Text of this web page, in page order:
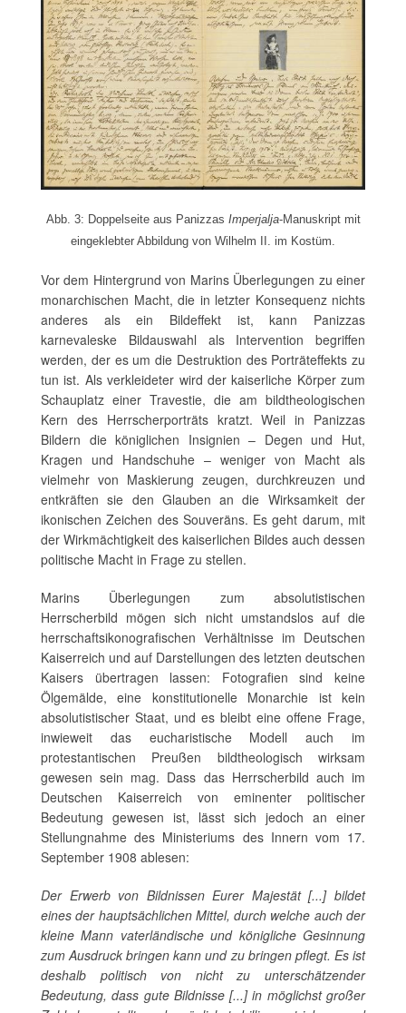
Abb. 3: Doppelseite aus Panizzas Imperjalja-Manuskript mit
eingeklebter Abbildung von Wilhelm II. im Kostüm.
Vor dem Hintergrund von Marins Überlegungen zu einer
monarchischen Macht, die in letzter Konsequenz nichts
anderes als ein Bildeffekt ist, kann Panizzas
karnevaleske Bildauswahl als Intervention begriffen
werden, der es um die Destruktion des Porträteffekts zu
tun ist. Als verkleideter wird der kaiserliche Körper zum
Schauplatz einer Travestie, die am bildtheologischen
Kern des Herrscherporträts kratzt. Weil in Panizzas
Bildern die königlichen Insignien – Degen und Hut,
Kragen und Handschuhe – weniger von Macht als
vielmehr von Maskierung zeugen, durchkreuzen und
entkräften sie den Glauben an die Wirksamkeit der
ikonischen Zeichen des Souveräns. Es geht darum, mit
der Wirkmächtigkeit des kaiserlichen Bildes auch dessen
politische Macht in Frage zu stellen.
Marins Überlegungen zum absolutistischen
Herrscherbild mögen sich nicht umstandslos auf die
herrschaftsikonografischen Verhältnisse im Deutschen
Kaiserreich und auf Darstellungen des letzten deutschen
Kaisers übertragen lassen: Fotografien sind keine
Ölgemälde, eine konstitutionelle Monarchie ist kein
absolutistischer Staat, und es bleibt eine offene Frage,
inwieweit das eucharistische Modell auch im
protestantischen Preußen bildtheologisch wirksam
gewesen sein mag. Dass das Herrscherbild auch im
Deutschen Kaiserreich von eminenter politischer
Bedeutung gewesen ist, lässt sich jedoch an einer
Stellungnahme des Ministeriums des Innern vom 17.
September 1908 ablesen:
Der Erwerb von Bildnissen Eurer Majestät [...] bildet
eines der hauptsächlichen Mittel, durch welche auch der
kleine Mann vaterländische und königliche Gesinnung
zum Ausdruck bringen kann und zu bringen pflegt. Es ist
deshalb politisch von nicht zu unterschätzender
Bedeutung, dass gute Bildnisse [...] in möglichst großer